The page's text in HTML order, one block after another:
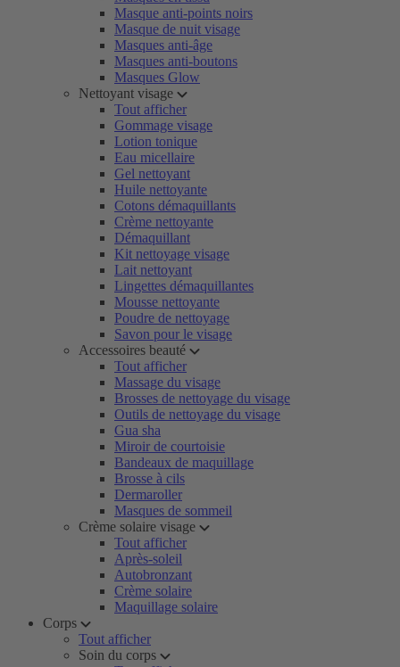
Masque anti-points noirs
Masque de nuit visage
Masques anti-âge
Masques anti-boutons
Masques Glow
Nettoyant visage
Tout afficher
Gommage visage
Lotion tonique
Eau micellaire
Gel nettoyant
Huile nettoyante
Cotons démaquillants
Crème nettoyante
Démaquillant
Kit nettoyage visage
Lait nettoyant
Lingettes démaquillantes
Mousse nettoyante
Poudre de nettoyage
Savon pour le visage
Accessoires beauté
Tout afficher
Massage du visage
Brosses de nettoyage du visage
Outils de nettoyage du visage
Gua sha
Miroir de courtoisie
Bandeaux de maquillage
Brosse à cils
Dermaroller
Masques de sommeil
Crème solaire visage
Tout afficher
Après-soleil
Autobronzant
Crème solaire
Maquillage solaire
Corps
Tout afficher
Soin du corps